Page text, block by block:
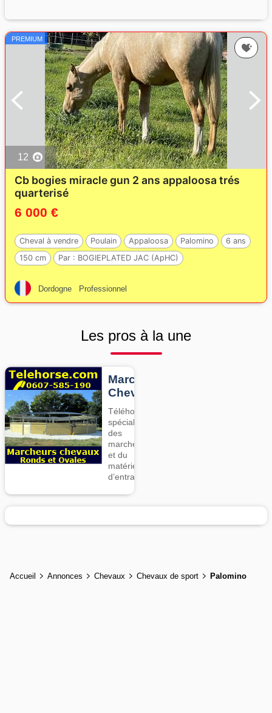
PREMIUM
12
Cb bogies miracle gun 2 ans appaloosa trés
quarterisé
6 000 €
Cheval à vendre Poulain Appaloosa Palomino
6 ans
150 cm
Par : BOGIEPLATED JAC (ApHC)
Dordogne Professionnel
Les pros à la une
Marcheurs
Chevaux
Téléhorse,
spécialiste
des
marcheurs
et du
matériel
d’entrainement
Accueil Annonces Chevaux Chevaux de sport Palomino